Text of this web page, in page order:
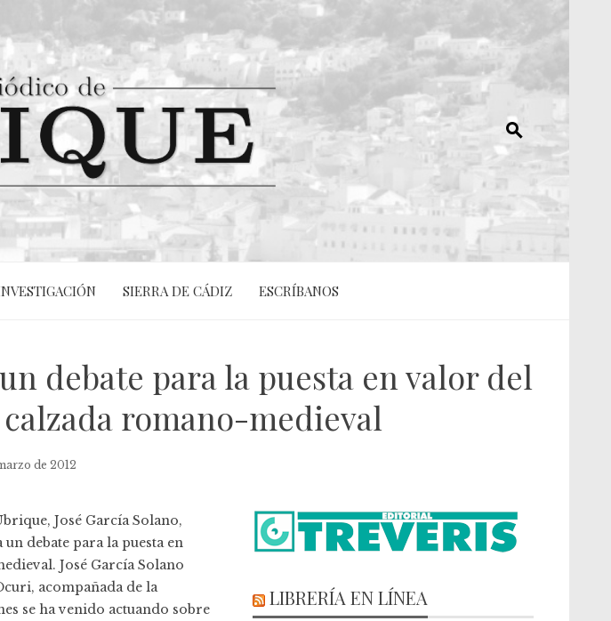
SIERRA DE CÁDIZ ESCRÍBANOS
debate para la puesta en valor del
romano-medieval
de 2012
José García Solano,
debate para la puesta en
José García Solano
acompañada de la
se ha venido actuando sobre
LIBRERÍA EN LÍNEA